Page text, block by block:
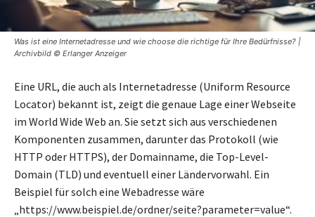
Was ist eine Internetadresse und wie choose die richtige für Ihre Bedürfnisse? |
Archivbild © Erlanger Anzeiger
Eine URL, die auch als Internetadresse (Uniform Resource
Locator) bekannt ist, zeigt die genaue Lage einer Webseite
im World Wide Web an. Sie setzt sich aus verschiedenen
Komponenten zusammen, darunter das Protokoll (wie
HTTP oder HTTPS), der Domainname, die Top-Level-
Domain (TLD) und eventuell einer Ländervorwahl. Ein
Beispiel für solch eine Webadresse wäre
„https://www.beispiel.de/ordner/seite?parameter=value“.